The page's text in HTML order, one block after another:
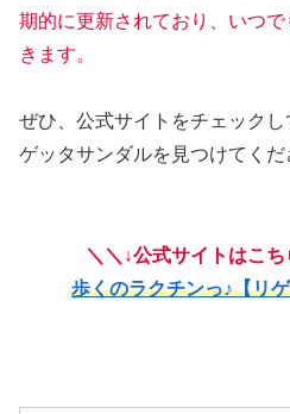
期的に更新されており、いつ
きます。
ぜひ、公式サイトをチェック
ゲッタサンダルを見つけてくだ
＼＼↓公式サイトはこ
歩くのラクチンっ♪【リ